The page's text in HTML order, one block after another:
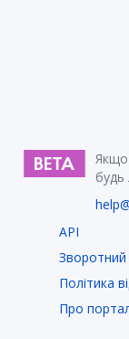
Якщо
будь
API
Зворотний
Політика
Про